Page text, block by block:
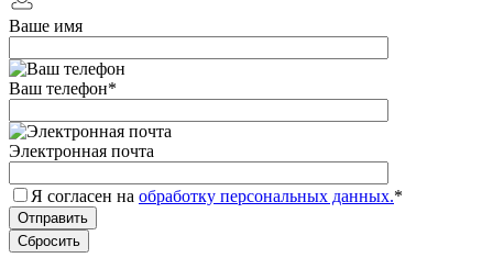
Ваше имя
Ваш телефон*
Электронная почта
Я согласен на обработку персональных данных.*